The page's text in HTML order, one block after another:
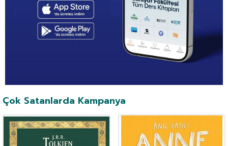
Çok Satanlarda Kampanya